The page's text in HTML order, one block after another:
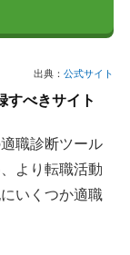
出典： 公式サイト
すべきサイト
職診断ツール
より転職活動
いくつか適職